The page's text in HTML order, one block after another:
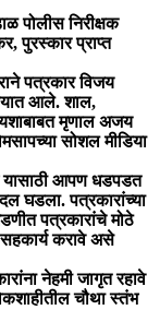
पोलीस निरीक्षक
पुरस्कार प्राप्त
पत्रकार विजय
आले. शाल,
यशाबाबत मृणाल अजय
सोशल मीडिया
यासाठी आपण धडपडत
घडला. पत्रकारांच्या
पत्रकारांचे मोठे
सहकार्य करावे असे
नेहमी जागृत रहावे
चौथा स्तंभ